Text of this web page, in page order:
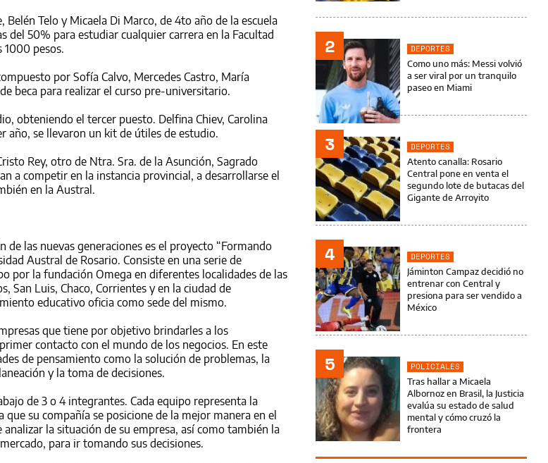
Telo y Micaela Di Marco, de 4to año de la escuela
del 50% para estudiar cualquier carrera en la Facultad
1000 pesos.
por Sofía Calvo, Mercedes Castro, María
beca para realizar el curso pre-universitario.
obteniendo el tercer puesto. Delfina Chiev, Carolina
año, se llevaron un kit de útiles de estudio.
Rey, otro de Ntra. Sra. de la Asunción, Sagrado
a competir en la instancia provincial, a desarrollarse el
en la Austral.
las nuevas generaciones es el proyecto “Formando
Austral de Rosario. Consiste en una serie de
por la fundación Omega en diferentes localidades de las
San Luis, Chaco, Corrientes y en la ciudad de
educativo oficia como sede del mismo.
que tiene por objetivo brindarles a los
contacto con el mundo de los negocios. En este
de pensamiento como la solución de problemas, la
y la toma de decisiones.
de 3 o 4 integrantes. Cada equipo representa la
su compañía se posicione de la mejor manera en el
la situación de su empresa, así como también la
para ir tomando sus decisiones.
2
DEPORTES
Como uno más: Messi volvió
a ser viral por un tranquilo
paseo en Miami
3
DEPORTES
Atento canalla: Rosario
Central pone en venta el
segundo lote de butacas del
Gigante de Arroyito
4
DEPORTES
Jáminton Campaz decidió no
entrenar con Central y
presiona para ser vendido a
México
5
POLICIALES
Tras hallar a Micaela
Albornoz en Brasil, la Justicia
evalúa su estado de salud
mental y cómo cruzó la
frontera